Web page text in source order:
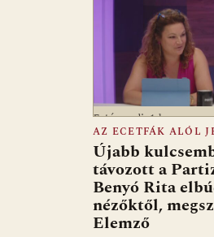
Fotó: media1.hu
AZ ECETFÁK ALÓL
Újabb
távozott a
Benyó Rita
nézőktől,
Elemző